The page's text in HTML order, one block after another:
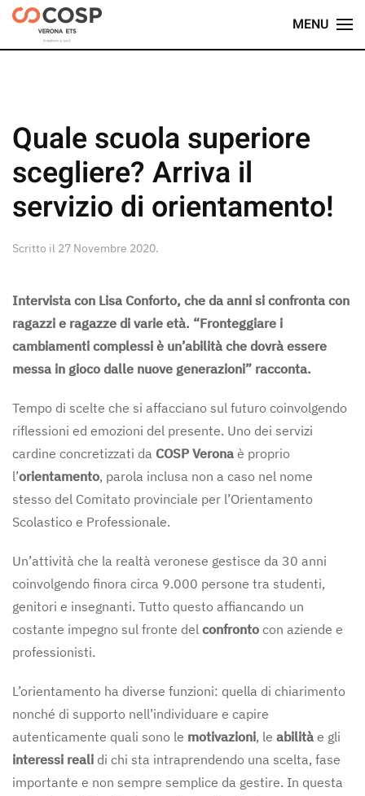
Skip
MENU
Quale scuola superiore
scegliere? Arriva il
servizio di orientamento!
Scritto il 27 Novembre 2020.
Intervista con Lisa Conforto, che da anni si confronta con
ragazzi e ragazze di varie età. “Fronteggiare i
cambiamenti complessi è un’abilità che dovrà essere
messa in gioco dalle nuove generazioni” racconta.
Tempo di scelte che si affacciano sul futuro coinvolgendo
riflessioni ed emozioni del presente. Uno dei servizi
cardine concretizzati da COSP Verona è proprio
l’orientamento, parola inclusa non a caso nel nome
stesso del Comitato provinciale per l’Orientamento
Scolastico e Professionale.
Un’attività che la realtà veronese gestisce da 30 anni
coinvolgendo finora circa 9.000 persone tra studenti,
genitori e insegnanti. Tutto questo affiancando un
costante impegno sul fronte del confronto con aziende e
professionisti.
L’orientamento ha diverse funzioni: quella di chiarimento
nonché di supporto nell’individuare e capire
autenticamente quali sono le motivazioni, le abilità e gli
interessi reali di chi sta intraprendendo una scelta, fase
importante e non sempre semplice da gestire. In questa